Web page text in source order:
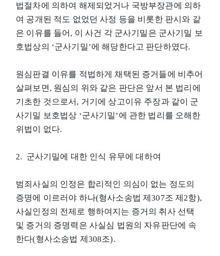
법절차에 의하여 해제되었거나 국방부장관에 의하
여 공개된 적도 없었던 사정 등을 비롯한 판시와 같
은 이유를 들어, 이 사건 각 군사기밀은 군사기밀 보
호법상의 ‘군사기밀’에 해당한다고 판단하였다.
원심판결 이유를 적법하게 채택된 증거들에 비추어
살펴보면, 원심의 위와 같은 판단은 앞서 본 법리에
기초한 것으로서, 거기에 상고이유 주장과 같이 군
사기밀 보호법상 ‘군사기밀’에 관한 법리를 오해한
위법이 없다.
2. 군사기밀에 대한 인식 유무에 대하여
범죄사실의 인정은 합리적인 의심이 없는 정도의
증명에 이르러야 하나(형사소송법 제307조 제2항),
사실인정의 전제로 행하여지는 증거의 취사 선택
및 증거의 증명력은 사실심 법원의 자유판단에 속
한다(형사소송법 제308조).